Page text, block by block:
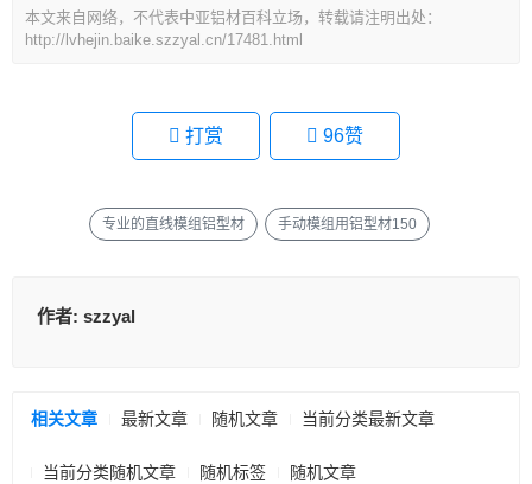
本文来自网络，不代表中亚铝材百科立场，转载请注明出处：
http://lvhejin.baike.szzyal.cn/17481.html
打赏 96赞
专业的直线模组铝型材 手动模组用铝型材150
作者: szzyal
相关文章 最新文章 随机文章 当前分类最新文章
当前分类随机文章 随机标签 随机文章